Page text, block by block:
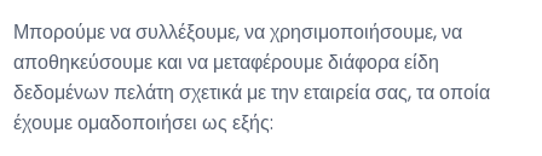
Μπορούμε να συλλέξουμε, να χρησιμοποιήσουμε, να
αποθηκεύσουμε και να μεταφέρουμε διάφορα είδη
δεδομένων πελάτη σχετικά με την εταιρεία σας, τα οποία
έχουμε ομαδοποιήσει ως εξής: